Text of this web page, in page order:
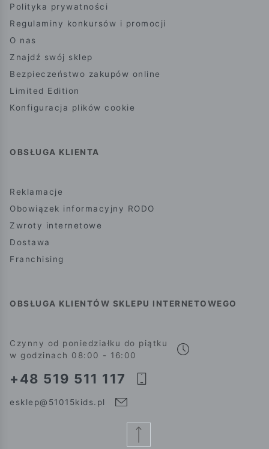
Polityka prywatności
Regulaminy konkursów i promocji
O nas
Znajdź swój sklep
Bezpieczeństwo zakupów online
Limited Edition
Konfiguracja plików cookie
OBSŁUGA KLIENTA
Reklamacje
Obowiązek informacyjny RODO
Zwroty internetowe
Dostawa
Franchising
OBSŁUGA KLIENTÓW SKLEPU INTERNETOWEGO
Czynny od poniedziałku do piątku
w godzinach 08:00 - 16:00
+48 519 511 117
esklep@51015kids.pl